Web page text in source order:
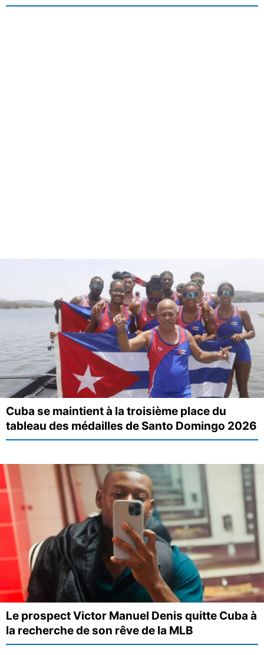
Cuba se maintient à la troisième place du
tableau des médailles de Santo Domingo 2026
Le prospect Victor Manuel Denis quitte Cuba à
la recherche de son rêve de la MLB